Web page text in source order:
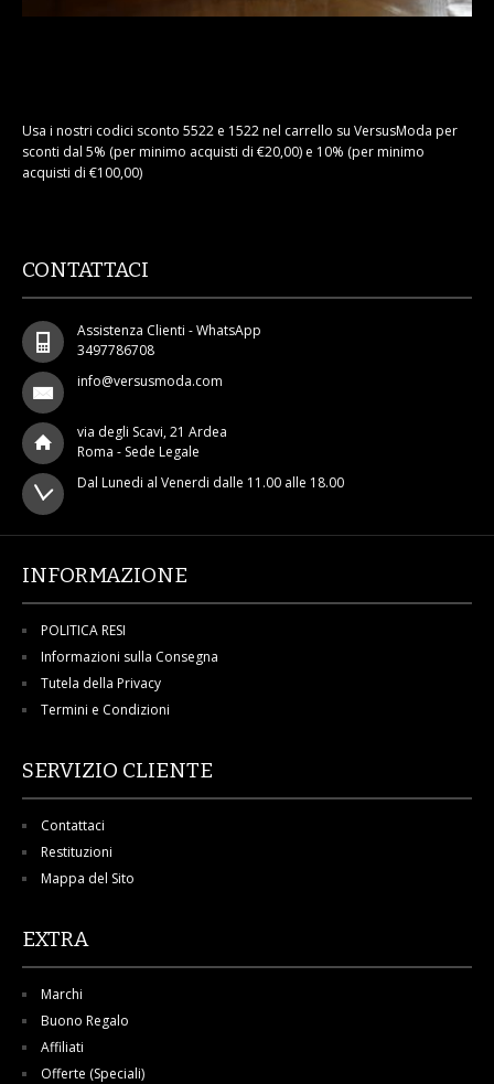
Usa i nostri codici sconto 5522 e 1522 nel carrello su VersusModa per
sconti dal 5% (per minimo acquisti di €20,00) e 10% (per minimo
acquisti di €100,00)
CONTATTACI
Assistenza Clienti - WhatsApp
3497786708
info@versusmoda.com
via degli Scavi, 21 Ardea
Roma - Sede Legale
Dal Lunedi al Venerdi dalle 11.00 alle 18.00
INFORMAZIONE
POLITICA RESI
Informazioni sulla Consegna
Tutela della Privacy
Termini e Condizioni
SERVIZIO CLIENTE
Contattaci
Restituzioni
Mappa del Sito
EXTRA
Marchi
Buono Regalo
Affiliati
Offerte (Speciali)